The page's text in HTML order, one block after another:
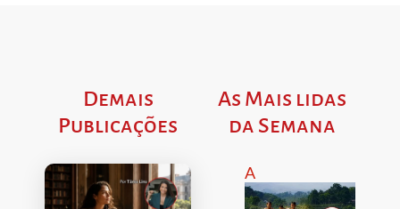
Demais
Publicações
As Mais lidas
da Semana
A